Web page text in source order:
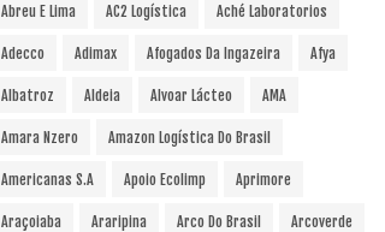
Abreu E Lima AC2 Logística Aché Laboratorios
Adecco Adimax Afogados Da Ingazeira Afya
Albatroz Aldeia Alvoar Lácteo AMA
Amara Nzero Amazon Logística Do Brasil
Americanas S.A Apoio Ecolimp Aprimore
Araçoiaba Araripina Arco Do Brasil Arcoverde